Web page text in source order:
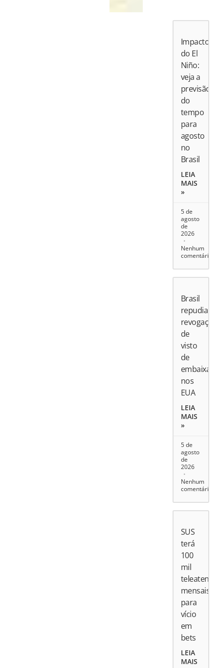
Impactos
do El
Niño:
veja a
previsão
do
tempo
para
agosto
no
Brasil
LEIA
MAIS
»
5 de
agosto
de
2026
Nenhum
comentário
Brasil
repudia
revogação
de
visto
de
nos
EUA
LEIA
MAIS
»
5 de
agosto
de
2026
Nenhum
comentário
SUS
terá
100
mil
mensais
para
vício
em
bets
LEIA
MAIS